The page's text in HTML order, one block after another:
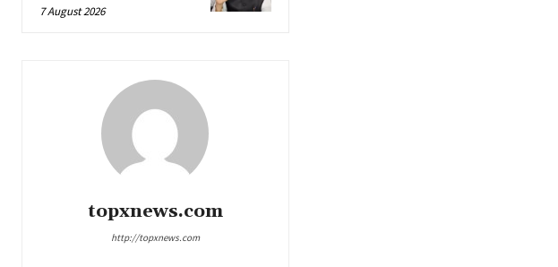
7 August 2026
topxnews.com
http://topxnews.com